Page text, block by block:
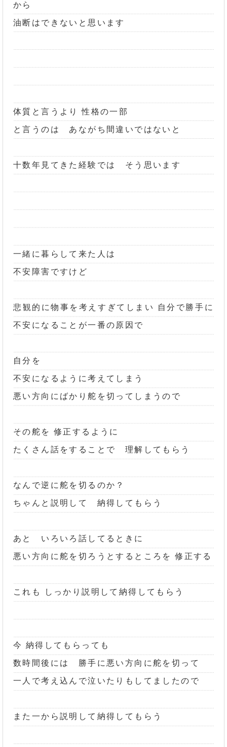
から
油断はできないと思います
体質と言うより 性格の一部
と言うのは あながち間違いではないと
十数年見てきた経験では そう思います
一緒に暮らして来た人は
不安障害ですけど
悲観的に物事を考えすぎてしまい 自分で勝手に
不安になることが一番の原因で
自分を
不安になるように考えてしまう
悪い方向にばかり舵を切ってしまうので
その舵を 修正するように
たくさん話をすることで 理解してもらう
なんで逆に舵を切るのか？
ちゃんと説明して 納得してもらう
あと いろいろ話してるときに
悪い方向に舵を切ろうとするところを 修正する
これも しっかり説明して納得してもらう
今 納得してもらっても
数時間後には 勝手に悪い方向に舵を切って
一人で考え込んで泣いたりもしてましたので
また一から説明して納得してもらう